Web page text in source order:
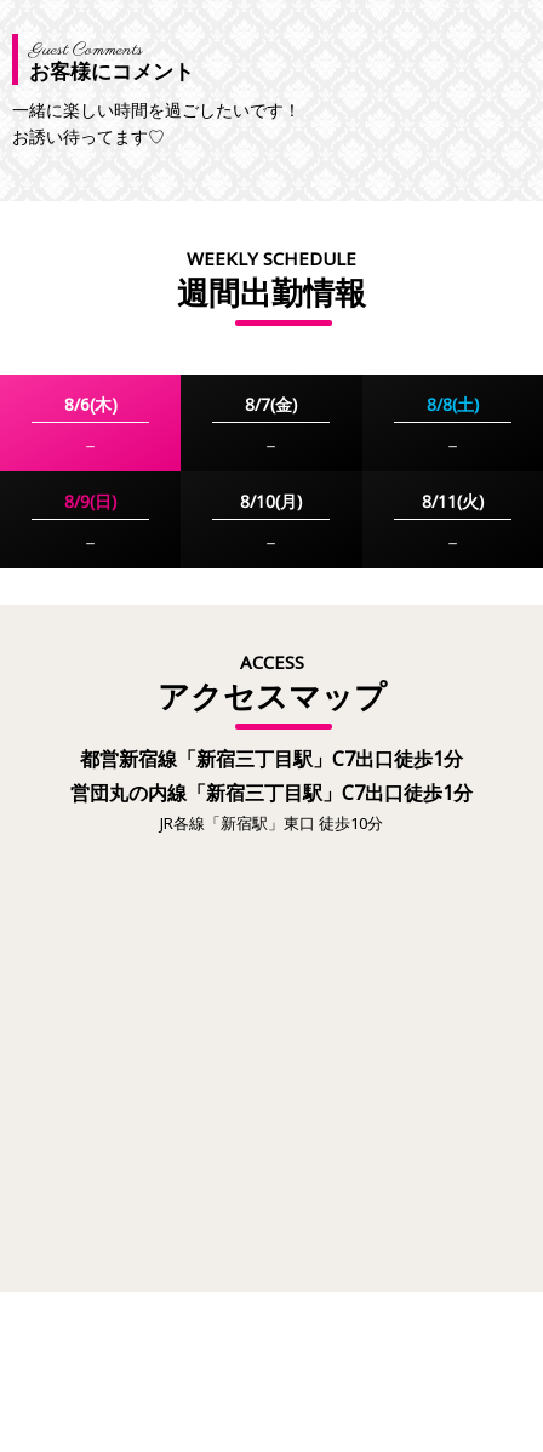
Guest Comments
お客様にコメント
一緒に楽しい時間を過ごしたいです！
お誘い待ってます♡
WEEKLY SCHEDULE
週間出勤情報
8/6(木)
－
8/7(金)
－
8/8(土)
－
8/9(日)
－
8/10(月)
－
8/11(火)
－
ACCESS
アクセスマップ
都営新宿線「新宿三丁目駅」C7出口徒歩1分
営団丸の内線「新宿三丁目駅」C7出口徒歩1分
JR各線「新宿駅」東口 徒歩10分